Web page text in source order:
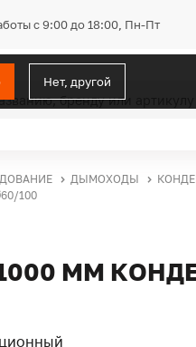
с 9:00 до 18:00, Пн-Пт
Нет, другой
ДЫМОХОДЫ
100
1000 ММ